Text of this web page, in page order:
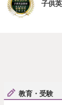
子供
教育・受験